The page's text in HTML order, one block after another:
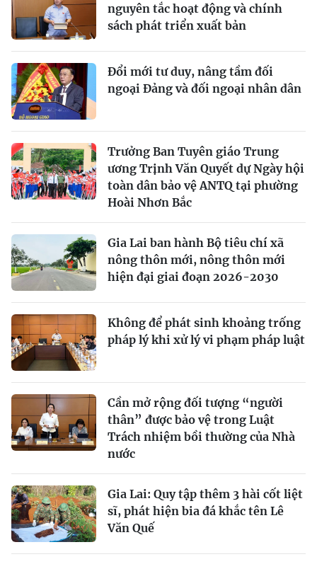
nguyên tắc hoạt động và chính
sách phát triển xuất bản
Đổi mới tư duy, nâng tầm đối
ngoại Đảng và đối ngoại nhân dân
Trưởng Ban Tuyên giáo Trung
ương Trịnh Văn Quyết dự Ngày hội
toàn dân bảo vệ ANTQ tại phường
Hoài Nhơn Bắc
Gia Lai ban hành Bộ tiêu chí xã
nông thôn mới, nông thôn mới
hiện đại giai đoạn 2026-2030
Không để phát sinh khoảng trống
pháp lý khi xử lý vi phạm pháp luật
Cần mở rộng đối tượng “người
thân” được bảo vệ trong Luật
Trách nhiệm bồi thường của Nhà
nước
Gia Lai: Quy tập thêm 3 hài cốt liệt
sĩ, phát hiện bia đá khắc tên Lê
Văn Quế